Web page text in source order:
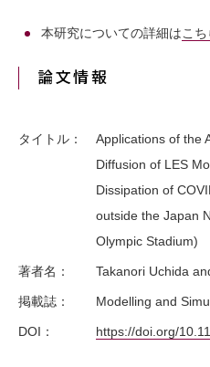
本研究についての詳細はこち
論文情報
タイトル：
Applications of the
Diffusion of LES
Dissipation of
outside the Japan
Olympic Stadium)
著者名： Takanori Uchida
掲載誌： Modelling and
DOI： https://doi.org/